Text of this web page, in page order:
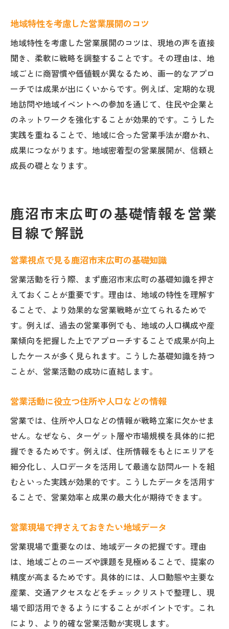
地域特性を考慮した営業展開のコツ
地域特性を考慮した営業展開のコツは、現地の声を直接
聞き、柔軟に戦略を調整することです。その理由は、地
域ごとに商習慣や価値観が異なるため、画一的なアプロ
ーチでは成果が出にくいからです。例えば、定期的な現
地訪問や地域イベントへの参加を通じて、住民や企業と
のネットワークを強化することが効果的です。こうした
実践を重ねることで、地域に合った営業手法が磨かれ、
成果につながります。地域密着型の営業展開が、信頼と
成長の礎となります。
鹿沼市末広町の基礎情報を営業
目線で解説
営業視点で見る鹿沼市末広町の基礎知識
営業活動を行う際、まず鹿沼市末広町の基礎知識を押さ
えておくことが重要です。理由は、地域の特性を理解す
ることで、より効果的な営業戦略が立てられるためで
す。例えば、過去の営業事例でも、地域の人口構成や産
業傾向を把握した上でアプローチすることで成果が向上
したケースが多く見られます。こうした基礎知識を持つ
ことが、営業活動の成功に直結します。
営業活動に役立つ住所や人口などの情報
営業では、住所や人口などの情報が戦略立案に欠かせま
せん。なぜなら、ターゲット層や市場規模を具体的に把
握できるためです。例えば、住所情報をもとにエリアを
細分化し、人口データを活用して最適な訪問ルートを組
むといった実践が効果的です。こうしたデータを活用す
ることで、営業効率と成果の最大化が期待できます。
営業現場で押さえておきたい地域データ
営業現場で重要なのは、地域データの把握です。理由
は、地域ごとのニーズや課題を見極めることで、提案の
精度が高まるためです。具体的には、人口動態や主要な
産業、交通アクセスなどをチェックリストで整理し、現
場で即活用できるようにすることがポイントです。これ
により、より的確な営業活動が実現します。